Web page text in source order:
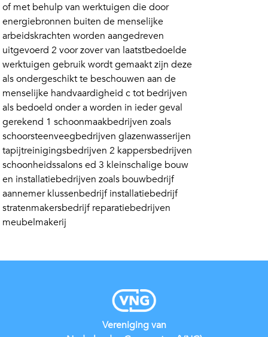
of met behulp van werktuigen die door
energiebronnen buiten de menselijke
arbeidskrachten worden aangedreven
uitgevoerd 2 voor zover van laatstbedoelde
werktuigen gebruik wordt gemaakt zijn deze
als ondergeschikt te beschouwen aan de
menselijke handvaardigheid c tot bedrijven
als bedoeld onder a worden in ieder geval
gerekend 1 schoonmaakbedrijven zoals
schoorsteenveegbedrijven glazenwasserijen
tapijtreinigingsbedrijven 2 kappersbedrijven
schoonheidssalons ed 3 kleinschalige bouw
en installatiebedrijven zoals bouwbedrijf
aannemer klussenbedrijf installatiebedrijf
stratenmakersbedrijf reparatiebedrijven
meubelmakerij
Vereniging van